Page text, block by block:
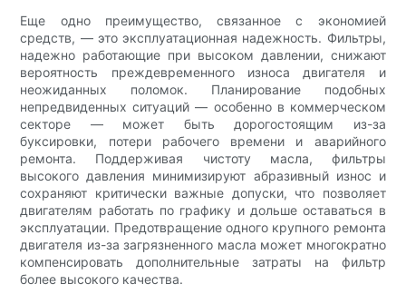
Еще одно преимущество, связанное с экономией
средств, — это эксплуатационная надежность. Фильтры,
надежно работающие при высоком давлении, снижают
вероятность преждевременного износа двигателя и
неожиданных поломок. Планирование подобных
непредвиденных ситуаций — особенно в коммерческом
секторе — может быть дорогостоящим из-за
буксировки, потери рабочего времени и аварийного
ремонта. Поддерживая чистоту масла, фильтры
высокого давления минимизируют абразивный износ и
сохраняют критически важные допуски, что позволяет
двигателям работать по графику и дольше оставаться в
эксплуатации. Предотвращение одного крупного ремонта
двигателя из-за загрязненного масла может многократно
компенсировать дополнительные затраты на фильтр
более высокого качества.